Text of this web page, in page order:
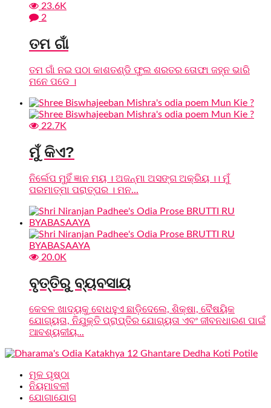
23.6K
2
ତମ ଗାଁ
ତମ ଗାଁ ନଇ ପଠା କାଶତଣ୍ଡି ଫୁଲ ଶରତର ତୋଫା ଜହ୍ନ ଭାରି
ମନେ ପଡେ ।
22.7K
ମୁଁ କିଏ?
ନିର୍ଲେପ ମୁହିଁ ଜ୍ଞାନ ମୟ । ଅଜନ୍ମା ଅସଙ୍ଗ ଅକ୍ରିୟ ।। ମୁଁ
ପରମାତ୍ମା ପରାତ୍ପର । ମନ...
20.0K
ବୃତ୍ତିରୁ ବ୍ୟବସାୟ
କେବଳ ଖାଦ୍ୟକୁ ବୋଧହୁଏ ଛାଡ଼ିଦେଲେ, ଶିକ୍ଷା, ବୈଷୟିକ
ଯୋଗ୍ୟତା, ନିଯୁକ୍ତି ପ୍ରାପ୍ତିର ଯୋଗ୍ୟତା ଏବଂ ଜୀବନଧାରଣ ପାଇଁ
ଆବଶ୍ୟକୀୟ...
ମୂଳ ପୃଷ୍ଠା
ନିୟମାବଳୀ
ଯୋଗାଯୋଗ